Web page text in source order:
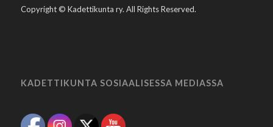
Copyright © Kadettikunta ry. All Rights Reserved.
KADETTIKUNTA SOSIAALISESSA MEDIASSA